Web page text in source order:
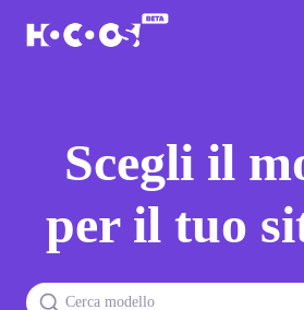
Scegli il
per il tuo